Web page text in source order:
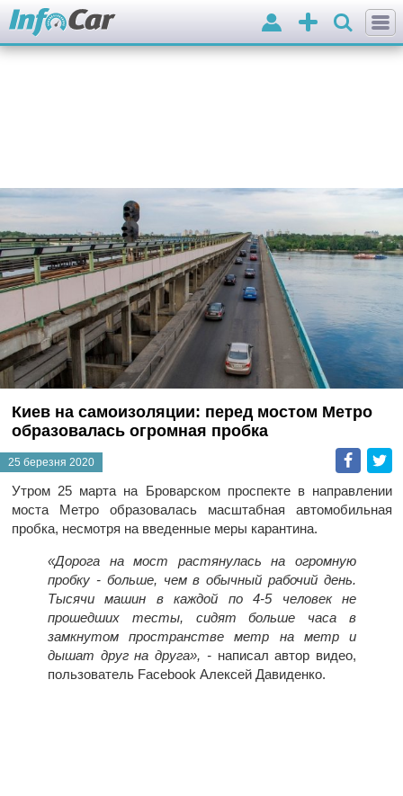
Додати
оголошення
Вхід
Киев на самоизоляции: перед мостом Метро
образовалась огромная пробка
25 березня 2020
Утром 25 марта на Броварском проспекте в направлении
моста Метро образовалась масштабная автомобильная
пробка, несмотря на введенные меры карантина.
«Дорога на мост растянулась на огромную
пробку - больше, чем в обычный рабочий день.
Тысячи машин в каждой по 4-5 человек не
прошедших тесты, сидят больше часа в
замкнутом пространстве метр на метр и
дышат друг на друга», -написал автор видео,
пользователь Facebook Алексей Давиденко.